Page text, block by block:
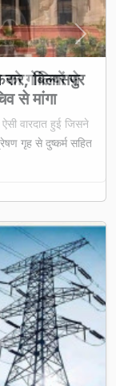
को गोलियों से
वारदात हुई जिसने
Next